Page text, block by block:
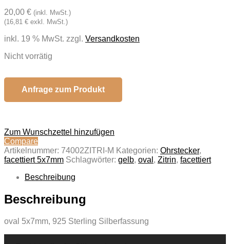
20,00 € (inkl. MwSt.)
(16,81 € exkl. MwSt.)
inkl. 19 % MwSt. zzgl. Versandkosten
Nicht vorrätig
Anfrage zum Produkt
Zum Wunschzettel hinzufügen
Compare
Artikelnummer: 74002ZITRI-M Kategorien: Ohrstecker,
facettiert 5x7mm Schlagwörter: gelb, oval , Zitrin, facettiert
Beschreibung
Beschreibung
oval 5x7mm, 925 Sterling Silberfassung